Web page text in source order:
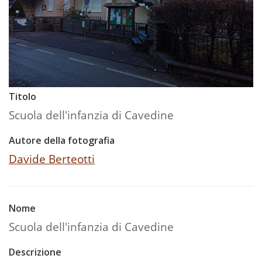
Titolo
Scuola dell'infanzia di Cavedine
Autore della fotografia
Davide Berteotti
Nome
Scuola dell'infanzia di Cavedine
Descrizione